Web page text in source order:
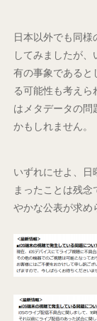
日本以外でも同
してみましたが
有の事象であると
る可能性も考え
はメタデータの
かもしれません。
いずれにせよ、日
まったことは残
やかな公表が求め